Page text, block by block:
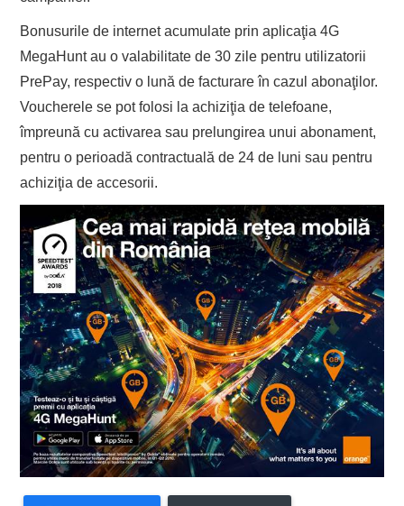
Bonusurile de internet acumulate prin aplicaţia 4G
MegaHunt au o valabilitate de 30 zile pentru utilizatorii
PrePay, respectiv o lună de facturare în cazul abonaţilor.
Voucherele se pot folosi la achiziţia de telefoane,
împreună cu activarea sau prelungirea unui abonament,
pentru o perioadă contractuală de 24 de luni sau pentru
achiziţia de accesorii.